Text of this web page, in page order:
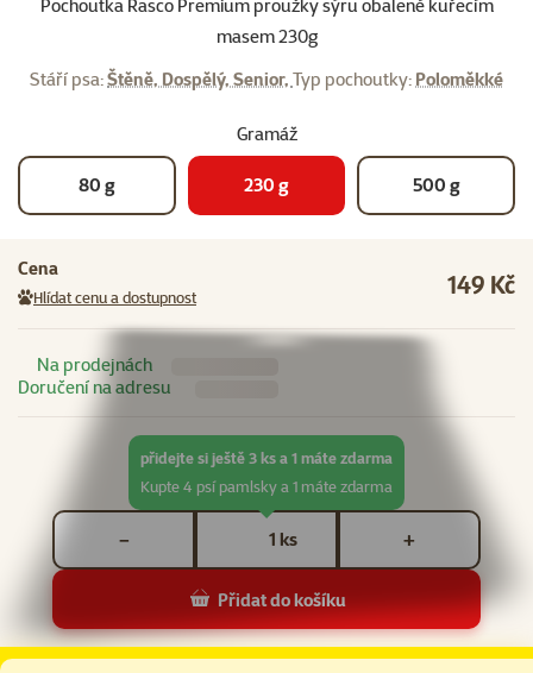
Pochoutka Rasco Premium proužky sýru obalené kuřecím
masem 230g
Stáří psa:Štěně, Dospělý, Senior, Typ pochoutky: Poloměkké
Gramáž
80 g 230 g 500 g
Cena
Hlídat cenu a dostupnost 149 Kč
Na prodejnách
Doručení na adresu
ks
− +
přidejte si ještě 3 ks a 1 máte zdarma
Kupte 4 psí pamlsky a 1 máte zdarma
Přidat do košíku